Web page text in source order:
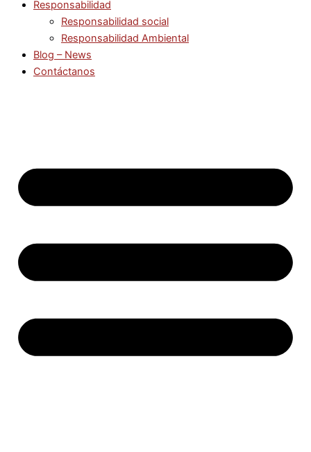
Responsabilidad
Responsabilidad social
Responsabilidad Ambiental
Blog – News
Contáctanos